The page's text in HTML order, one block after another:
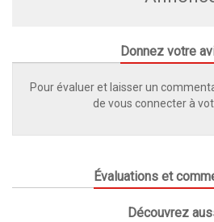
Donnez votre
Pour évaluer et laisser un
de vous connecter à
Évaluations et
Découvrez